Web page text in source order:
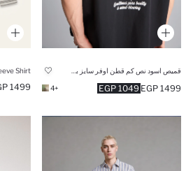
1049 EGP 1499 EGP
+4
1499 EGP